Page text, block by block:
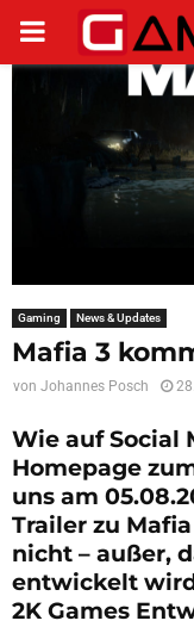
PRIMARY
MENU
Gaming News & Updates
Mafia 3
von Johannes Posch
Wie auf Social
Homepage
uns am
Trailer zu
nicht – außer,
entwickelt
2K Games